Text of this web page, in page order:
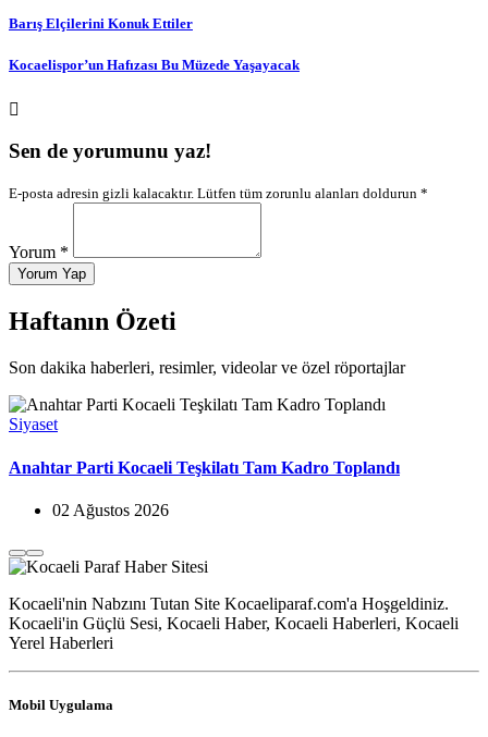
Barış Elçilerini Konuk Ettiler
Kocaelispor’un Hafızası Bu Müzede Yaşayacak
Sen de yorumunu yaz!
E-posta adresin gizli kalacaktır. Lütfen tüm zorunlu alanları doldurun *
Yorum *
Yorum Yap
Haftanın Özeti
Son dakika haberleri, resimler, videolar ve özel röportajlar
Siyaset
Anahtar Parti Kocaeli Teşkilatı Tam Kadro Toplandı
02 Ağustos 2026
Kocaeli'nin Nabzını Tutan Site Kocaeliparaf.com'a Hoşgeldiniz.
Kocaeli'in Güçlü Sesi, Kocaeli Haber, Kocaeli Haberleri, Kocaeli
Yerel Haberleri
Mobil Uygulama